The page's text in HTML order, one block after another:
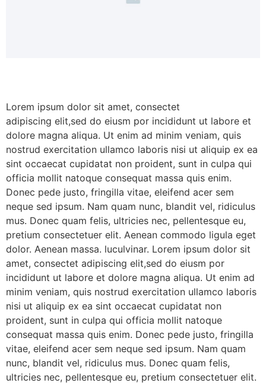
Lorem ipsum dolor sit amet, consectet
adipiscing elit,sed do eiusm por incididunt ut labore et
dolore magna aliqua. Ut enim ad minim veniam, quis
nostrud exercitation ullamco laboris nisi ut aliquip ex ea
sint occaecat cupidatat non proident, sunt in culpa qui
officia mollit natoque consequat massa quis enim.
Donec pede justo, fringilla vitae, eleifend acer sem
neque sed ipsum. Nam quam nunc, blandit vel, ridiculus
mus. Donec quam felis, ultricies nec, pellentesque eu,
pretium consectetuer elit. Aenean commodo ligula eget
dolor. Aenean massa. luculvinar. Lorem ipsum dolor sit
amet, consectet adipiscing elit,sed do eiusm por
incididunt ut labore et dolore magna aliqua. Ut enim ad
minim veniam, quis nostrud exercitation ullamco laboris
nisi ut aliquip ex ea sint occaecat cupidatat non
proident, sunt in culpa qui officia mollit natoque
consequat massa quis enim. Donec pede justo, fringilla
vitae, eleifend acer sem neque sed ipsum. Nam quam
nunc, blandit vel, ridiculus mus. Donec quam felis,
ultricies nec, pellentesque eu, pretium consectetuer elit.